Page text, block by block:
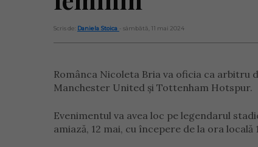
Scris de: Daniela Stoica - sâmbătă, 11 mai 2024
Românca Nicoleta Bria va oficia ca arbitru
Manchester United și Tottenham Hotspur.
Evenimentul va avea loc pe legendarul
amiază, 12 mai, cu începere de la ora